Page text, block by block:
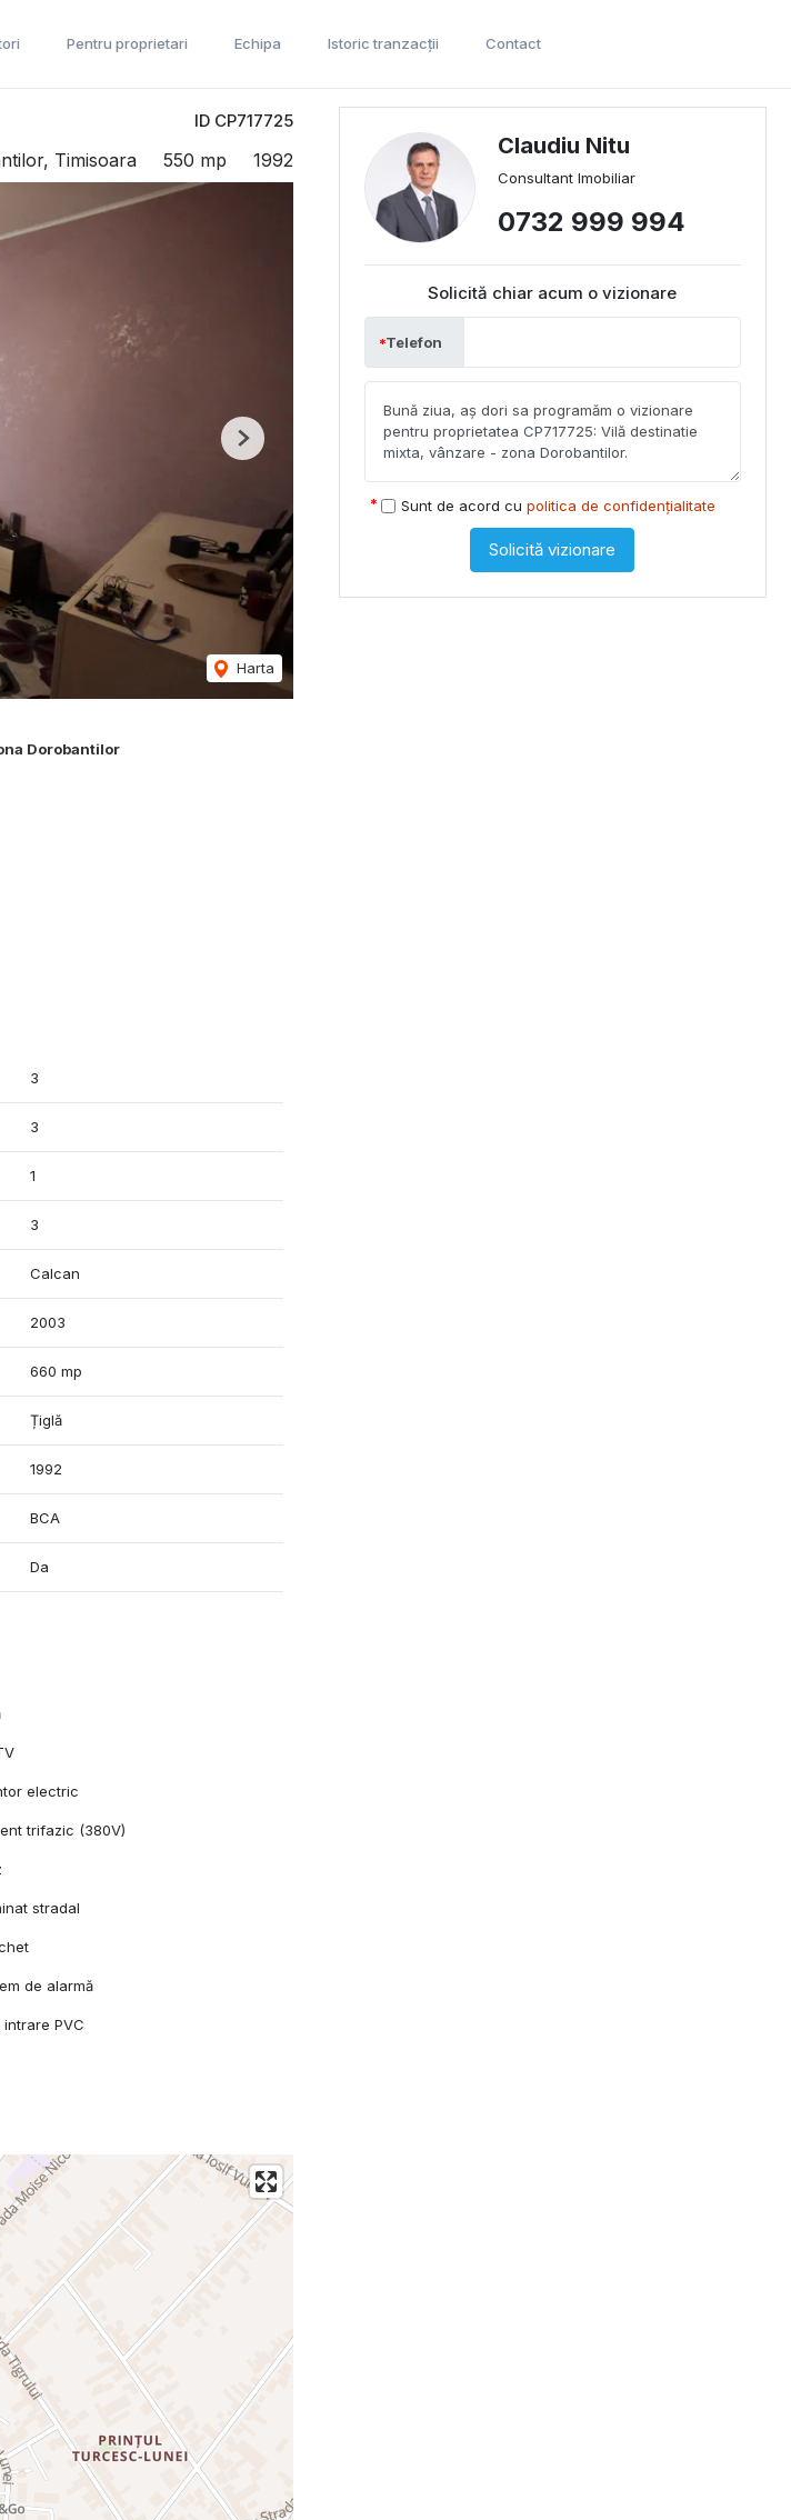
Pentru proprietari Echipa Istoric tranzacții Contact
ID CP717725
Timisoara 550 mp 1992
Harta
Next
Dorobantilor
3
3
1
3
Calcan
2003
660 mp
Țiglă
1992
BCA
Da
electric
trifazic (380V)
stradal
de alarmă
intrare PVC
Claudiu Nitu
Consultant Imobiliar
0732 999 994
Solicită chiar acum o vizionare
Telefon
Sunt de acord cu politica de confidențialitate
Solicită vizionare